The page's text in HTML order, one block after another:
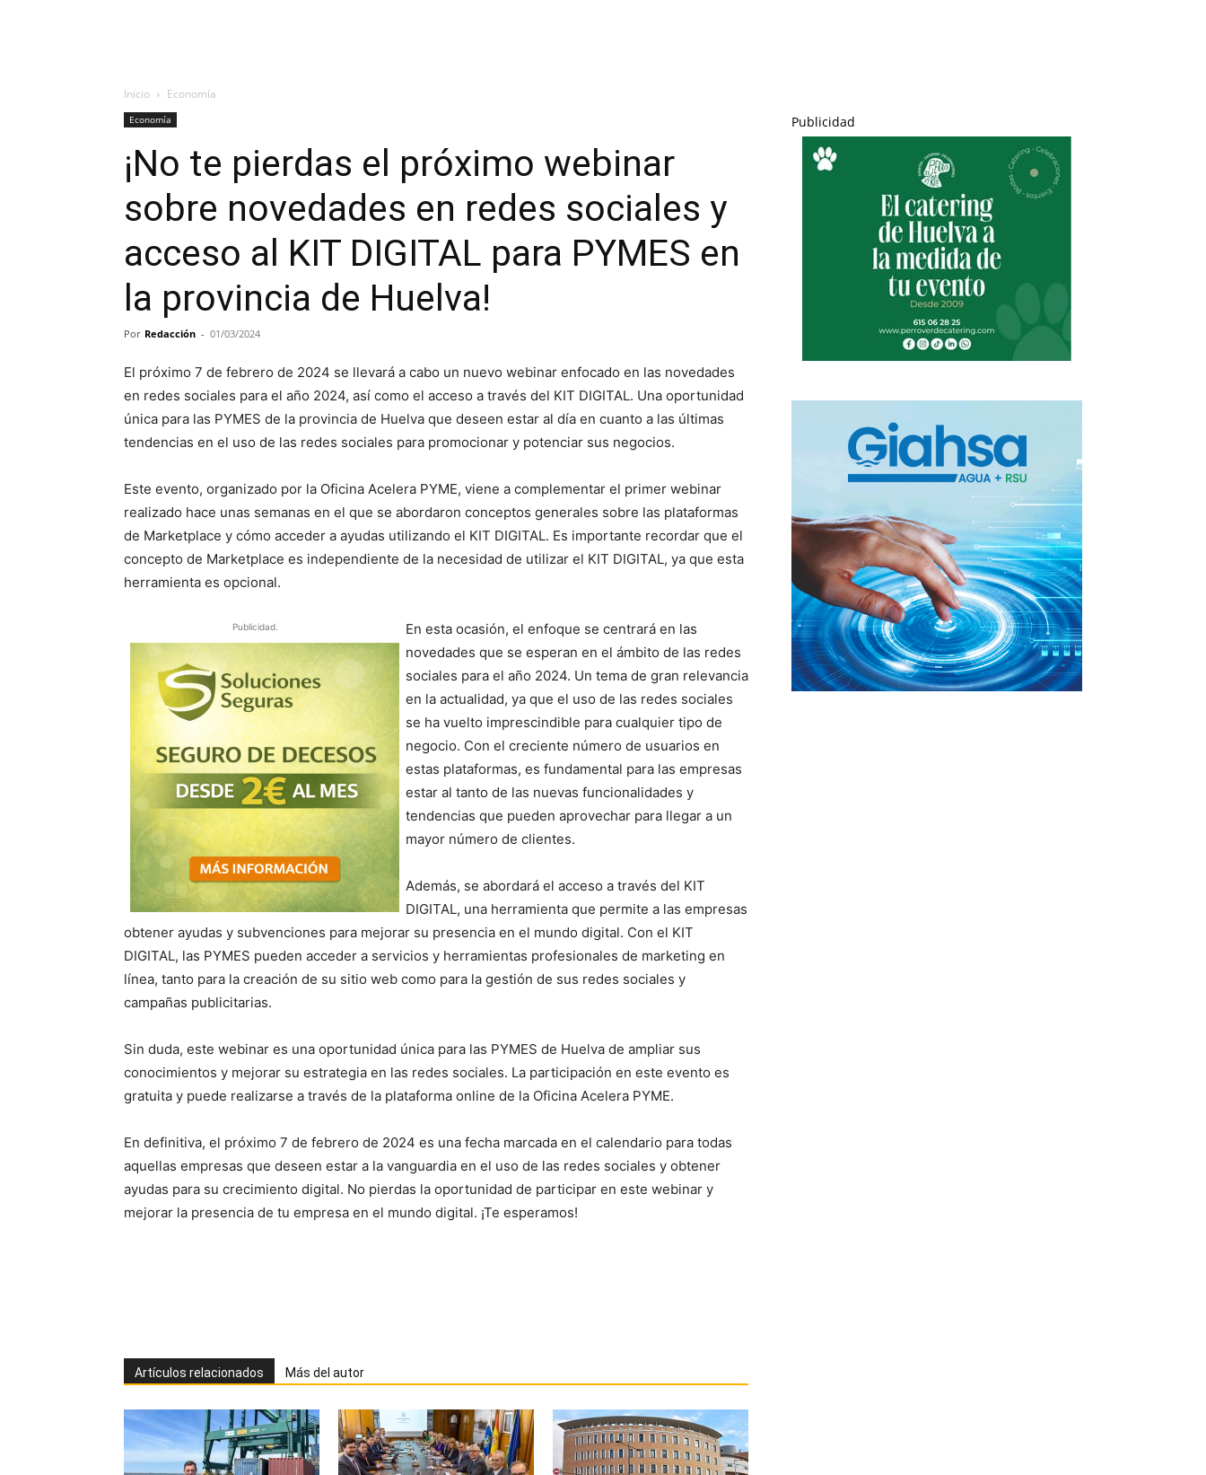
Inicio Economía
Economía
¡No te pierdas el próximo webinar
sobre novedades en redes sociales y
acceso al KIT DIGITAL para PYMES en
la provincia de Huelva!
Por Redacción - 01/03/2024
El próximo 7 de febrero de 2024 se llevará a cabo un nuevo webinar enfocado en las novedades
en redes sociales para el año 2024, así como el acceso a través del KIT DIGITAL. Una oportunidad
única para las PYMES de la provincia de Huelva que deseen estar al día en cuanto a las últimas
tendencias en el uso de las redes sociales para promocionar y potenciar sus negocios.
Este evento, organizado por la Oficina Acelera PYME, viene a complementar el primer webinar
realizado hace unas semanas en el que se abordaron conceptos generales sobre las plataformas
de Marketplace y cómo acceder a ayudas utilizando el KIT DIGITAL. Es importante recordar que el
concepto de Marketplace es independiente de la necesidad de utilizar el KIT DIGITAL, ya que esta
herramienta es opcional.
Publicidad.
En esta ocasión, el enfoque se centrará en las
novedades que se esperan en el ámbito de las redes
sociales para el año 2024. Un tema de gran relevancia
en la actualidad, ya que el uso de las redes sociales
se ha vuelto imprescindible para cualquier tipo de
negocio. Con el creciente número de usuarios en
estas plataformas, es fundamental para las empresas
estar al tanto de las nuevas funcionalidades y
tendencias que pueden aprovechar para llegar a un
mayor número de clientes.
Además, se abordará el acceso a través del KIT
DIGITAL, una herramienta que permite a las empresas
obtener ayudas y subvenciones para mejorar su presencia en el mundo digital. Con el KIT
DIGITAL, las PYMES pueden acceder a servicios y herramientas profesionales de marketing en
línea, tanto para la creación de su sitio web como para la gestión de sus redes sociales y
campañas publicitarias.
Sin duda, este webinar es una oportunidad única para las PYMES de Huelva de ampliar sus
conocimientos y mejorar su estrategia en las redes sociales. La participación en este evento es
gratuita y puede realizarse a través de la plataforma online de la Oficina Acelera PYME.
En definitiva, el próximo 7 de febrero de 2024 es una fecha marcada en el calendario para todas
aquellas empresas que deseen estar a la vanguardia en el uso de las redes sociales y obtener
ayudas para su crecimiento digital. No pierdas la oportunidad de participar en este webinar y
mejorar la presencia de tu empresa en el mundo digital. ¡Te esperamos!
Artículos relacionados Más del autor
Publicidad